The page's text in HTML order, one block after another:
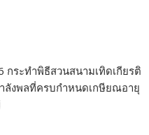
กระทำพิธีสวนสนามเทิดเกียรติ
ลังพลที่ครบกำหนดเกษียณอายุ